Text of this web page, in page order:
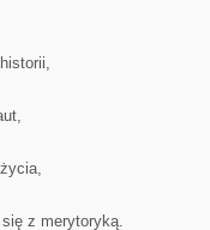
z merytoryką.